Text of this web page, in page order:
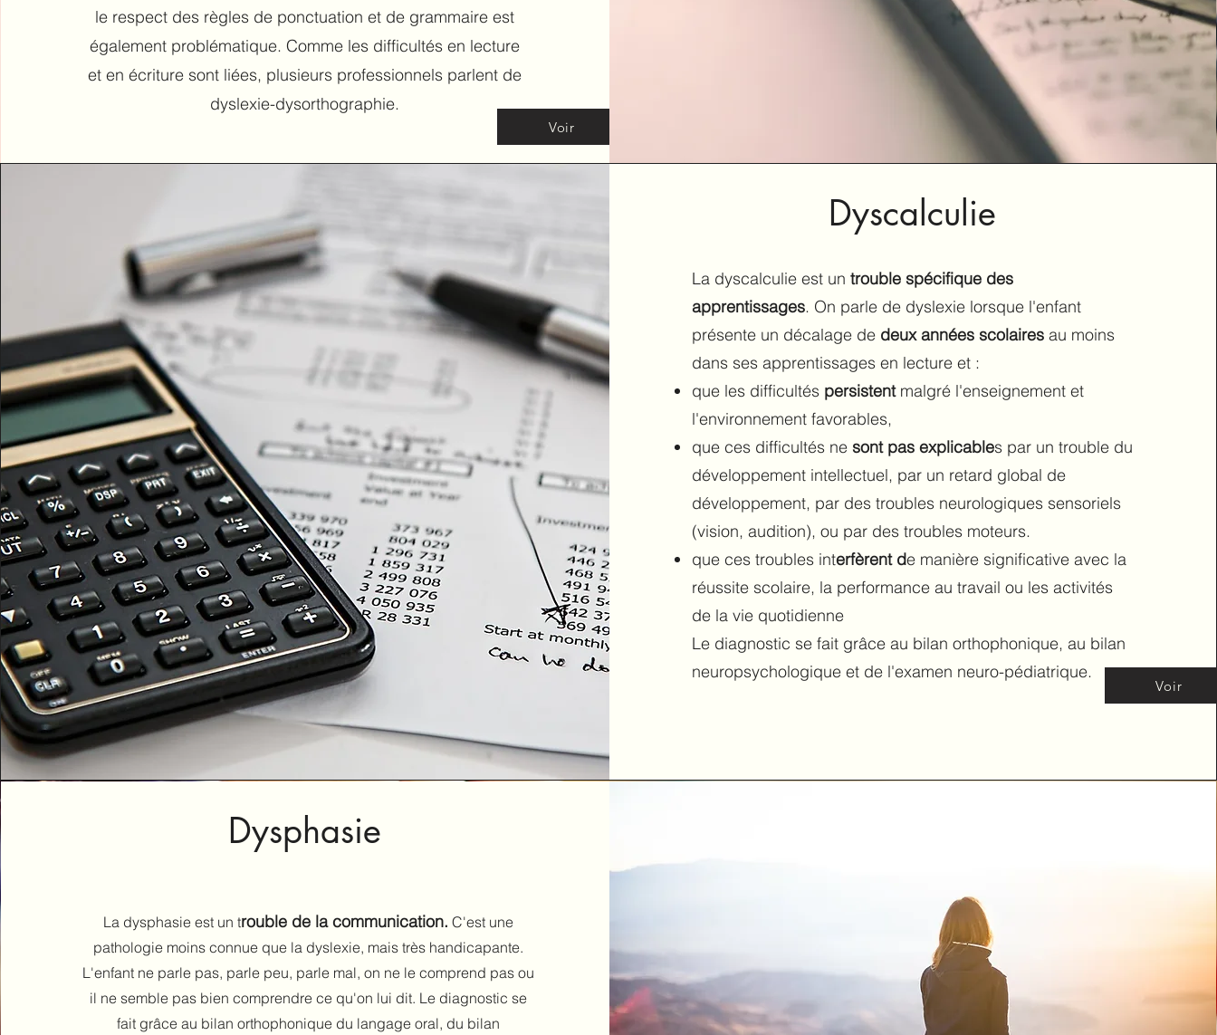
le respect des règles de ponctuation et de grammaire est
également problématique. Comme les difficultés en lecture
et en écriture sont liées, plusieurs professionnels parlent de
dyslexie-dysorthographie.
Voir
Dyscalculie
La dyscalculie est un trouble spécifique des
apprentissages. On parle de dyslexie lorsque l'enfant
présente un décalage dedeux années scolairesau moins
dans ses apprentissages en lecture et :
que les difficultés persistent malgré l'enseignement et
l'environnement favorables,
que ces difficultés nesont pas explicables par un trouble du
développement intellectuel, par un retard global de
développement, par des troubles neurologiques sensoriels
(vision, audition), ou par des troubles moteurs.
que ces troubles interfèrent de manière significative avec la
réussite scolaire, la performance au travail ou les activités
de la vie quotidienne
Le diagnostic se fait grâce au bilan orthophonique, au bilan
neuropsychologique et de l'examen neuro-pédiatrique.
Voir
Dysphasie
La dysphasie est un trouble de la communication. C'est une
pathologie moins connue que la dyslexie, mais très handicapante.
L'enfant ne parle pas, parle peu, parle mal, on ne le comprend pas ou
il ne semble pas bien comprendre ce qu'on lui dit. Le diagnostic se
fait grâce au bilan orthophonique du langage oral, du bilan